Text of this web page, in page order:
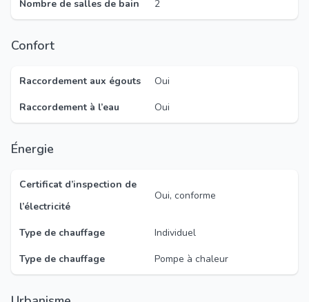
Nombre de salles de bain
2
Confort
Raccordement aux égouts
Oui
Raccordement à l’eau
Oui
Énergie
Certificat d’inspection de
l’électricité
Oui, conforme
Type de chauffage
Individuel
Type de chauffage
Pompe à chaleur